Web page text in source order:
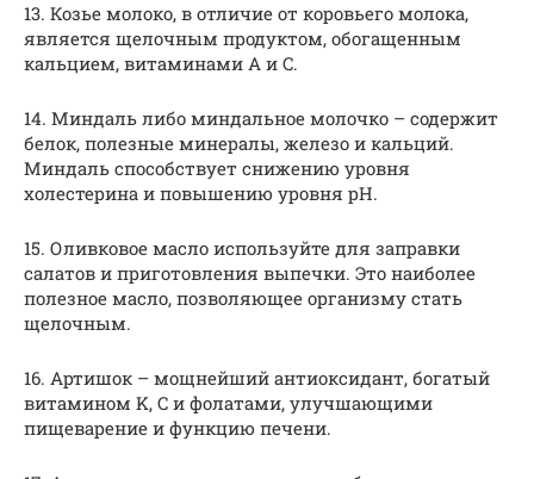
13. Козье молоко, в отличие от коровьего молока,
является щелочным продуктом, обогащенным
кальцием, витаминами A и C.
14. Миндаль либо миндальное молочко – содержит
белок, полезные минералы, железо и кальций.
Миндаль способствует снижению уровня
холестерина и повышению уровня pH.
15. Оливковое масло используйте для заправки
салатов и приготовления выпечки. Это наиболее
полезное масло, позволяющее организму стать
щелочным.
16. Артишок – мощнейший антиоксидант, богатый
витамином K, C и фолатами, улучшающими
пищеварение и функцию печени.